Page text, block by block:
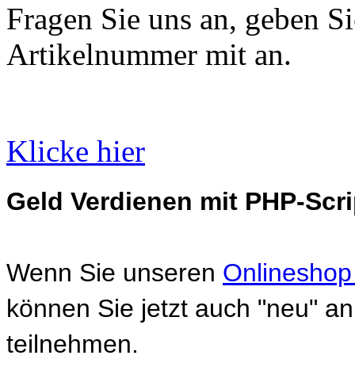
Fragen Sie uns an, geben
Artikelnummer mit an.
Klicke hier
Geld Verdienen mit PHP-
Wenn Sie unseren
können Sie jetzt auch "neu"
teilnehmen.